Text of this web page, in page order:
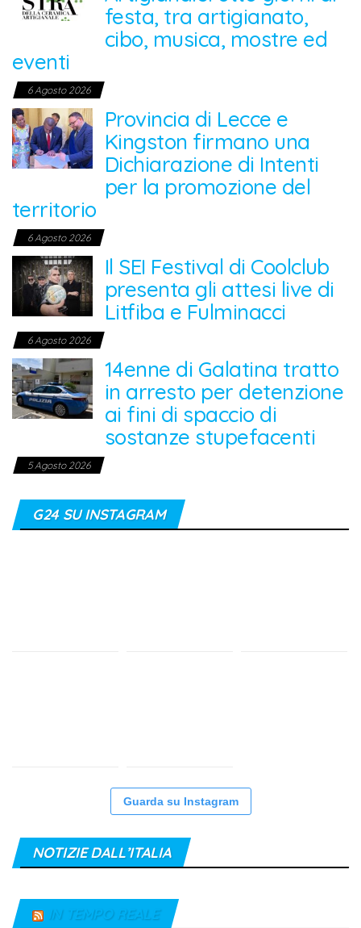
festa, tra artigianato,
cibo, musica, mostre ed
eventi
6 Agosto 2026
Provincia di Lecce e
Kingston firmano una
Dichiarazione di Intenti
per la promozione del
territorio
6 Agosto 2026
Il SEI Festival di Coolclub
presenta gli attesi live di
Litfiba e Fulminacci
6 Agosto 2026
14enne di Galatina tratto
in arresto per detenzione
ai fini di spaccio di
sostanze stupefacenti
5 Agosto 2026
G24 SU INSTAGRAM
Guarda su Instagram
NOTIZIE DALL’ITALIA
IN TEMPO REALE